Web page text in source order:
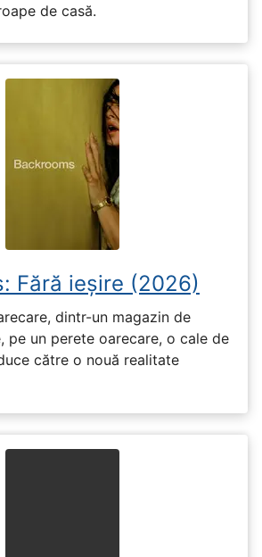
de casă.
Fără ieșire (2026)
dintr-un magazin de
pe un perete oarecare, o cale de
către o nouă realitate